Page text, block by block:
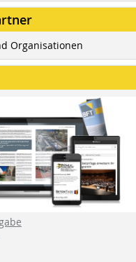
Organisationen